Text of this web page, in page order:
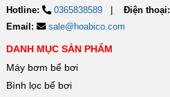
Hotline:
0365838589 Điện thoại:
Email:
sale@hoabico.com
DANH MỤC SẢN PHẨM
Máy bơm bể bơi
Bình lọc bể bơi